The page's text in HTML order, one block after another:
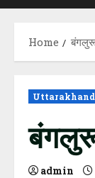
Home
Uttarakhand
admin